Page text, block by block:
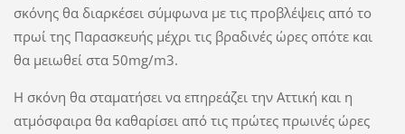
σκόνης θα διαρκέσει σύμφωνα με τις προβλέψεις από το
πρωί της Παρασκευής μέχρι τις βραδινές ώρες οπότε και
θα μειωθεί στα 50mg/m3.
Η σκόνη θα σταματήσει να επηρεάζει την Αττική και η
ατμόσφαιρα θα καθαρίσει από τις πρώτες πρωινές ώρες